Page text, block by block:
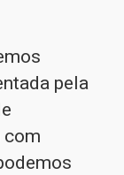
pela
com